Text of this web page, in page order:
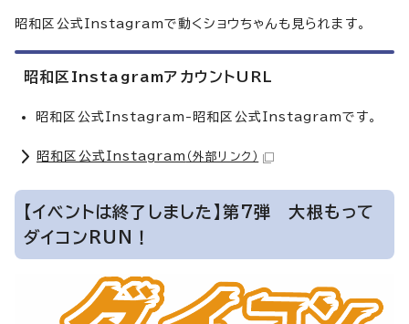
昭和区公式Instagramで動くショウちゃんも見られます。
昭和区InstagramアカウントURL
昭和区公式Instagram-昭和区公式Instagramです。
昭和区公式Instagram （外部リンク）
【イベントは終了しました】第7弾 大根もって
ダイコンRUN！